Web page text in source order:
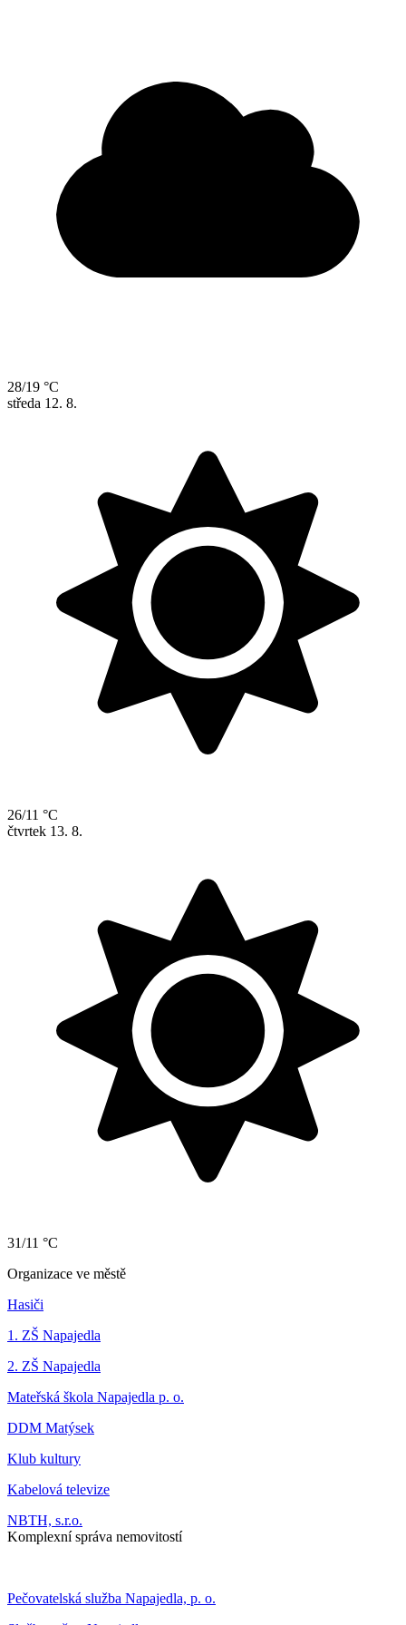
28/19 °C
středa 12. 8.
26/11 °C
čtvrtek 13. 8.
31/11 °C
Organizace ve městě
Hasiči
1. ZŠ Napajedla
2. ZŠ Napajedla
Mateřská škola Napajedla p. o.
DDM Matýsek
Klub kultury
Kabelová televize
NBTH, s.r.o.
Komplexní správa nemovitostí
Pečovatelská služba Napajedla, p. o.